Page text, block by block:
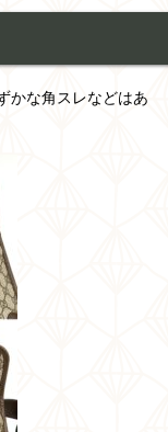
かな角スレなどはあ